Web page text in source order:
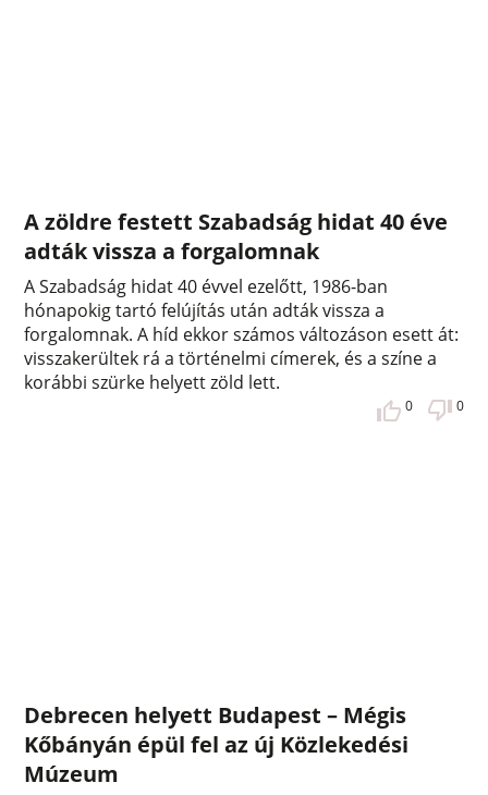
A zöldre festett Szabadság hidat 40 éve
adták vissza a forgalomnak
A Szabadság hidat 40 évvel ezelőtt, 1986-ban
hónapokig tartó felújítás után adták vissza a
forgalomnak. A híd ekkor számos változáson esett át:
visszakerültek rá a történelmi címerek, és a színe a
korábbi szürke helyett zöld lett.
0 0
Debrecen helyett Budapest – Mégis
Kőbányán épül fel az új Közlekedési
Múzeum